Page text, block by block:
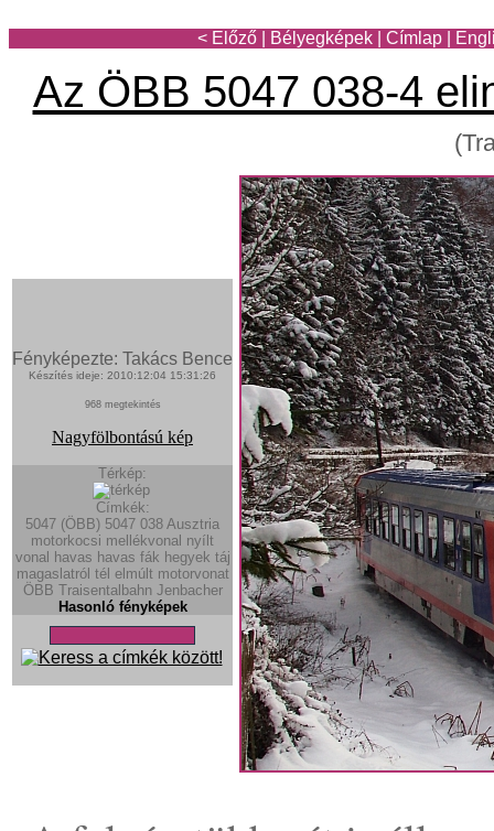
< Előző Bélyegképek Címlap
Az ÖBB 5047 038-4
Fényképezte: Takács Bence
Készítés ideje: 2010:12:04 15:31:26
968 megtekintés
Nagyfölbontású kép
Térkép:
Címkék:
5047 (ÖBB) 5047 038 Ausztria
motorkocsi mellékvonal nyílt
vonal havas havas fák hegyek táj
magaslatról tél elmúlt motorvonat
ÖBB Traisentalbahn Jenbacher
Hasonló fényképek